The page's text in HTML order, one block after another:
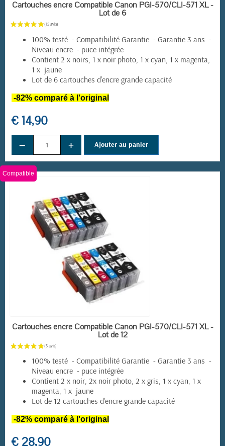
(8 avis)
EN STOCK
Cartouches encre Compatible Canon PGI-570/CLI-571 XL -
Lot de 6
100% testé - Compatibilité Garantie - Garantie 3 ans -
Niveau encre - puce intégrée
Contient 2 x noirs, 1 x noir photo, 1 x cyan, 1 x magenta,
1 x jaune
Lot de 6 cartouches d'encre grande capacité
-82% comparé à l'original
€ 14,90
− + Ajouter au panier
EN STOCK
Compatible
Cartouches encre Compatible Canon PGI-570/CLI-571 XL -
Lot de 12
100% testé - Compatibilité Garantie - Garantie 3 ans -
Niveau encre - puce intégrée
Contient 2 x noir, 2x noir photo, 2 x gris, 1 x cyan, 1 x
magenta, 1 x jaune
Lot de 12 cartouches d'encre grande capacité
-82% comparé à l'original
€ 28,90